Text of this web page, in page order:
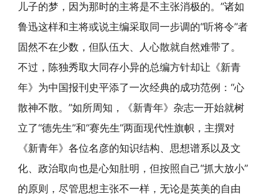
儿子的梦，因为那时的主将是不主张消极的。”诸如
鲁迅这样和主将或说主编采取同一步调的“听将令”者
固然不在少数，但队伍大、人心散就自然难带了。
不过，陈独秀取大同存小异的总编方针却让《新青
年》为中国报刊史平添了一次经典的成功范例：“心
散神不散。”如所周知，《新青年》杂志一开始就树
立了“德先生”和“赛先生”两面现代性旗帜，主撰对
《新青年》各位名彦的知识结构、思想谱系以及文
化、政治取向也是心知肚明，但按照自己“抓大放小”
的原则，尽管思想主张不一样，无论是英美的自由